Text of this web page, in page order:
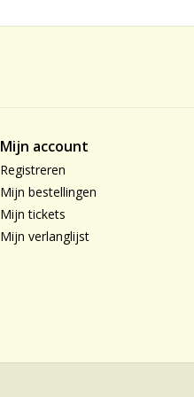
Mijn account
Registreren
Mijn bestellingen
Mijn tickets
Mijn verlanglijst